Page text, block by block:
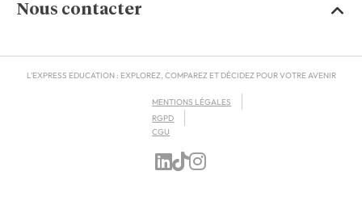
Nous contacter
L'EXPRESS EDUCATION : EXPLOREZ, COMPAREZ ET DÉCIDEZ POUR VOTRE AVENIR
MENTIONS LÉGALES
RGPD
CGU